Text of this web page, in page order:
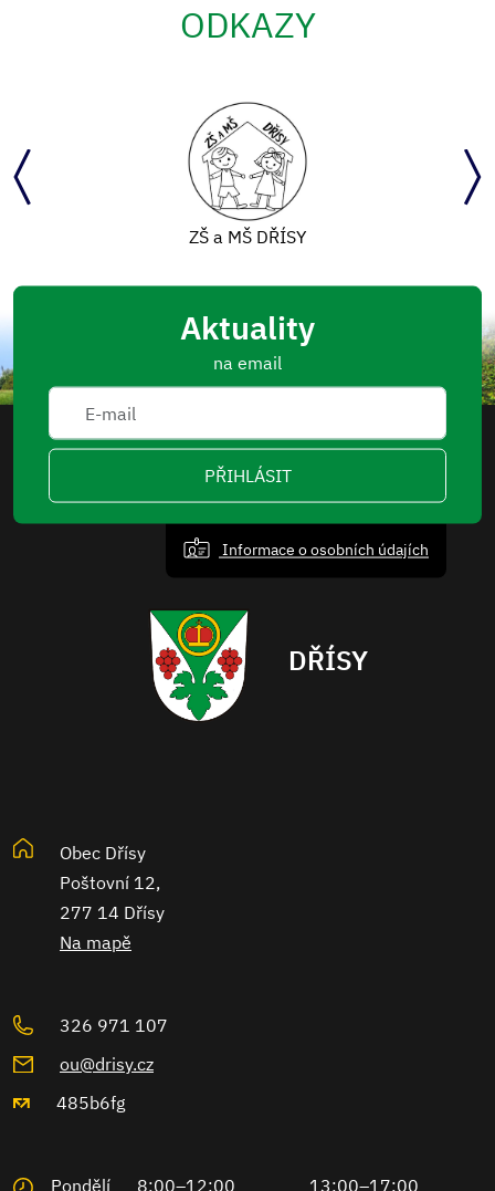
ODKAZY
ZŠ a MŠ DŘÍSY
Aktuality
na email
PŘIHLÁSIT
Informace o osobních údajích
DŘÍSY
Obec Dřísy
Poštovní 12,
277 14 Dřísy
Na mapě
326 971 107
ou@drisy.cz
485b6fg
Pondělí 8:00–12:00 13:00–17:00